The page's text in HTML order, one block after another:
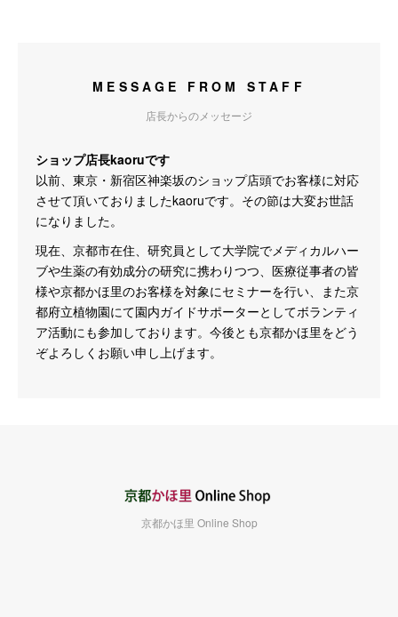
MESSAGE FROM STAFF
店長からのメッセージ
ショップ店長kaoruです
以前、東京・新宿区神楽坂のショップ店頭でお客様に対応
させて頂いておりましたkaoruです。その節は大変お世話
になりました。
現在、京都市在住、研究員として大学院でメディカルハー
ブや生薬の有効成分の研究に携わりつつ、医療従事者の皆
様や京都かほ里のお客様を対象にセミナーを行い、また京
都府立植物園にて園内ガイドサポーターとしてボランティ
ア活動にも参加しております。今後とも京都かほ里をどう
ぞよろしくお願い申し上げます。
京都かほ里 Online Shop